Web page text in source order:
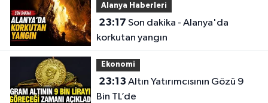
Alanya Haberleri
23:17
korkutan yangın
Ekonomi
23:13
Bin TL’de